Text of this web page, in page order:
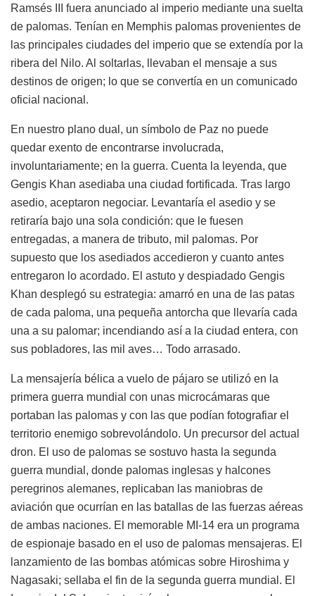
Ramsés III fuera anunciado al imperio mediante una suelta
de palomas. Tenían en Memphis palomas provenientes de
las principales ciudades del imperio que se extendía por la
ribera del Nilo. Al soltarlas, llevaban el mensaje a sus
destinos de origen; lo que se convertía en un comunicado
oficial nacional.
En nuestro plano dual, un símbolo de Paz no puede
quedar exento de encontrarse involucrada,
involuntariamente; en la guerra. Cuenta la leyenda, que
Gengis Khan asediaba una ciudad fortificada. Tras largo
asedio, aceptaron negociar. Levantaría el asedio y se
retiraría bajo una sola condición: que le fuesen
entregadas, a manera de tributo, mil palomas. Por
supuesto que los asediados accedieron y cuanto antes
entregaron lo acordado. El astuto y despiadado Gengis
Khan desplegó su estrategia: amarró en una de las patas
de cada paloma, una pequeña antorcha que llevaría cada
una a su palomar; incendiando así a la ciudad entera, con
sus pobladores, las mil aves… Todo arrasado.
La mensajería bélica a vuelo de pájaro se utilizó en la
primera guerra mundial con unas microcámaras que
portaban las palomas y con las que podían fotografiar el
territorio enemigo sobrevolándolo. Un precursor del actual
dron. El uso de palomas se sostuvo hasta la segunda
guerra mundial, donde palomas inglesas y halcones
peregrinos alemanes, replicaban las maniobras de
aviación que ocurrían en las batallas de las fuerzas aéreas
de ambas naciones. El memorable MI-14 era un programa
de espionaje basado en el uso de palomas mensajeras. El
lanzamiento de las bombas atómicas sobre Hiroshima y
Nagasaki; sellaba el fin de la segunda guerra mundial. El